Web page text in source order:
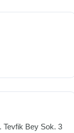
Tevfik Bey Sok. 3